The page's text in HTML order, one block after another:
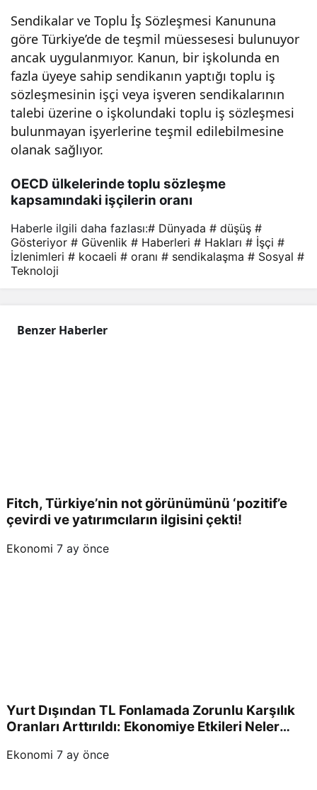
Sendikalar ve Toplu İş Sözleşmesi Kanununa
göre Türkiye’de de teşmil müessesesi bulunuyor
ancak uygulanmıyor. Kanun, bir işkolunda en
fazla üyeye sahip sendikanın yaptığı toplu iş
sözleşmesinin işçi veya işveren sendikalarının
talebi üzerine o işkolundaki toplu iş sözleşmesi
bulunmayan işyerlerine teşmil edilebilmesine
olanak sağlıyor.
OECD ülkelerinde toplu sözleşme
kapsamındaki işçilerin oranı
Haberle ilgili daha fazlası:# Dünyada # düşüş #
Gösteriyor # Güvenlik # Haberleri # Hakları # İşçi #
İzlenimleri # kocaeli # oranı # sendikalaşma # Sosyal #
Teknoloji
Benzer Haberler
Fitch, Türkiye’nin not görünümünü ‘pozitif’e
çevirdi ve yatırımcıların ilgisini çekti!
Ekonomi 7 ay önce
Yurt Dışından TL Fonlamada Zorunlu Karşılık
Oranları Arttırıldı: Ekonomiye Etkileri Neler
Ekonomi 7 ay önce